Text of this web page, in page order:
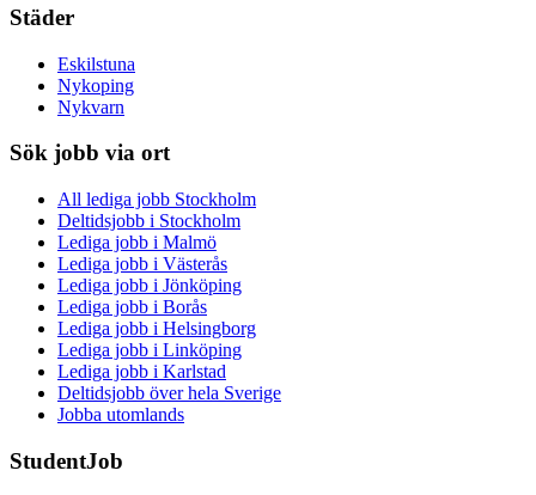
Städer
Eskilstuna
Nykoping
Nykvarn
Sök jobb via ort
All lediga jobb Stockholm
Deltidsjobb i Stockholm
Lediga jobb i Malmö
Lediga jobb i Västerås
Lediga jobb i Jönköping
Lediga jobb i Borås
Lediga jobb i Helsingborg
Lediga jobb i Linköping
Lediga jobb i Karlstad
Deltidsjobb över hela Sverige
Jobba utomlands
StudentJob